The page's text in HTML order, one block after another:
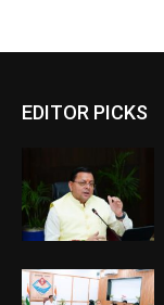
EDITOR PICKS